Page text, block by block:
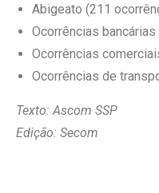
Abigeato (211
Ocorrências bancárias
Ocorrências
Ocorrências de
Texto: Ascom SSP
Edição: Secom